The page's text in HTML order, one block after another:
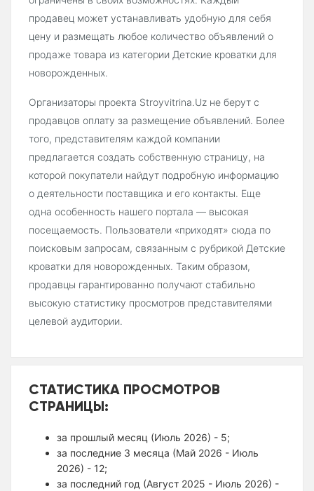
продавец может устанавливать удобную для себя
цену и размещать любое количество объявлений о
продаже товара из категории Детские кроватки для
новорожденных.
Организаторы проекта Stroyvitrina.Uz не берут с
продавцов оплату за размещение объявлений. Более
того, представителям каждой компании
предлагается создать собственную страницу, на
которой покупатели найдут подробную информацию
о деятельности поставщика и его контакты. Еще
одна особенность нашего портала — высокая
посещаемость. Пользователи «приходят» сюда по
поисковым запросам, связанным с рубрикой Детские
кроватки для новорожденных. Таким образом,
продавцы гарантированно получают стабильно
высокую статистику просмотров представителями
целевой аудитории.
СТАТИСТИКА ПРОСМОТРОВ
СТРАНИЦЫ:
за прошлый месяц (Июль 2026) - 5;
за последние 3 месяца (Май 2026 - Июль
2026) - 12;
за последний год (Август 2025 - Июль 2026) -